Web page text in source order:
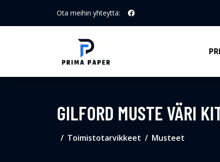
Ota meihin yhteyttä:
GILFORD MUSTE VÄRI
Toimistotarvikkeet Musteet